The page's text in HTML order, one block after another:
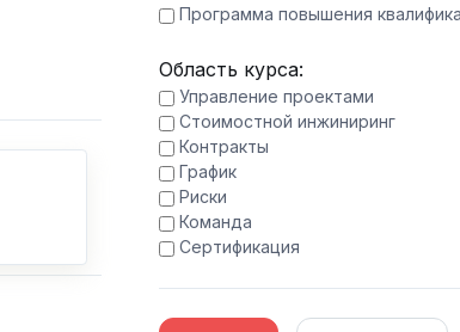
Программа повышения
Область курса:
Управление проектами
Стоимостной инжиниринг
Контракты
График
Риски
Команда
Сертификация